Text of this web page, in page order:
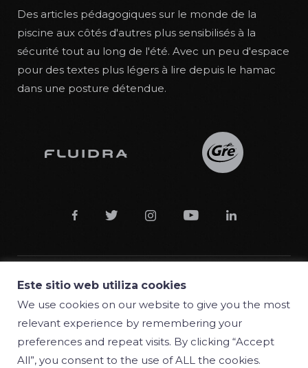
Des articles pédagogiques sur le monde de la
piscine aux côtés d'autres plus sensibilisés à la
sécurité tout au long de l'été. Avec un peu d'espace
pour des textes plus légers à lire depuis le hamac
dans une posture détendue.
    
© 2018 Manufacturas Gre S.A.
Conditions
Privacy policy
Este sitio web utiliza cookies
We use cookies on our website to give you the most
relevant experience by remembering your
preferences and repeat visits. By clicking “Accept
All”, you consent to the use of ALL the cookies.